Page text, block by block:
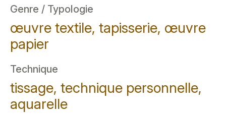
Genre / Typologie
œuvre textile, tapisserie, œuvre
papier
Technique
tissage, technique personnelle,
aquarelle